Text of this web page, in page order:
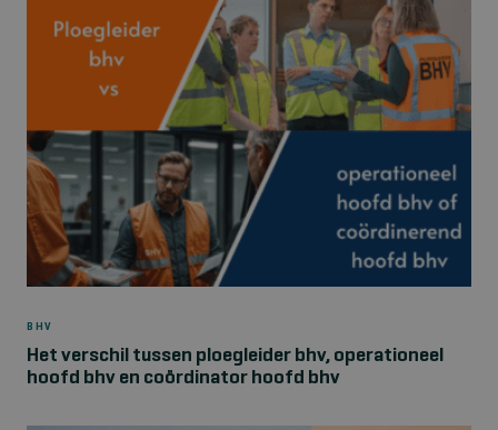
BHV
Het verschil tussen ploegleider bhv, operationeel
hoofd bhv en coördinator hoofd bhv